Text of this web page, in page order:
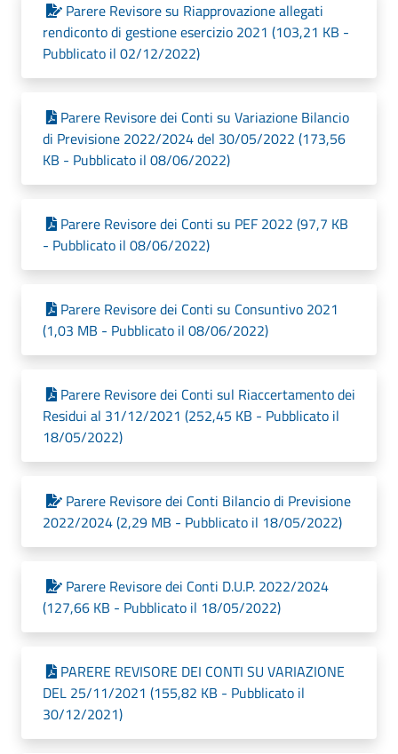
Parere Revisore su Riapprovazione allegati
rendiconto di gestione esercizio 2021 (103,21 KB -
Pubblicato il 02/12/2022)
Parere Revisore dei Conti su Variazione Bilancio
di Previsione 2022/2024 del 30/05/2022 (173,56
KB - Pubblicato il 08/06/2022)
Parere Revisore dei Conti su PEF 2022 (97,7 KB
- Pubblicato il 08/06/2022)
Parere Revisore dei Conti su Consuntivo 2021
(1,03 MB - Pubblicato il 08/06/2022)
Parere Revisore dei Conti sul Riaccertamento dei
Residui al 31/12/2021 (252,45 KB - Pubblicato il
18/05/2022)
Parere Revisore dei Conti Bilancio di Previsione
2022/2024 (2,29 MB - Pubblicato il 18/05/2022)
Parere Revisore dei Conti D.U.P. 2022/2024
(127,66 KB - Pubblicato il 18/05/2022)
PARERE REVISORE DEI CONTI SU VARIAZIONE
DEL 25/11/2021 (155,82 KB - Pubblicato il
30/12/2021)